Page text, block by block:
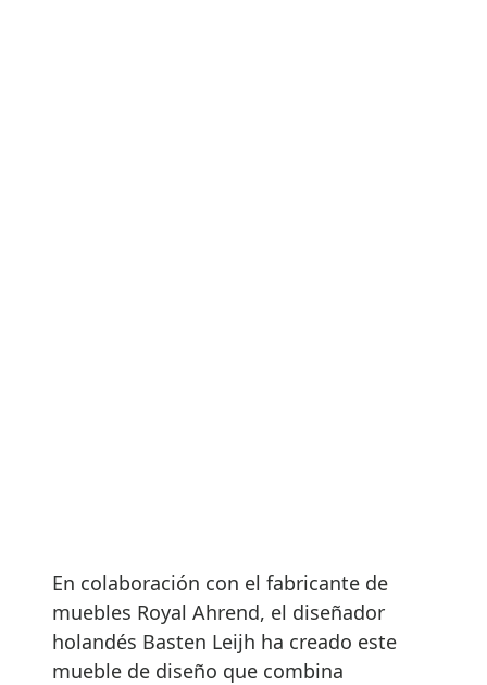
En colaboración con el fabricante de
muebles Royal Ahrend, el diseñador
holandés Basten Leijh ha creado este
mueble de diseño que combina